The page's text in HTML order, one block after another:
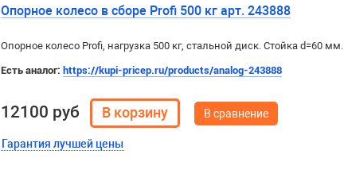
Опорное колесо в сборе Profi 500 кг арт. 243888
Опорное колесо Profi, нагрузка 500 кг, стальной диск. Стойка d=60 мм.
Есть аналог: https://kupi-pricep.ru/products/analog-243888
12100 руб
Гарантия лучшей цены
В сравнение